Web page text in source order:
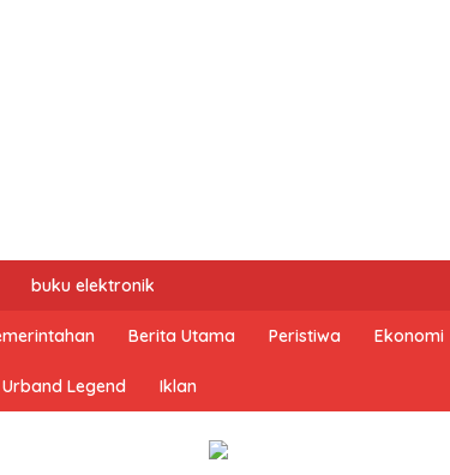
buku elektronik
Berita Utama Peristiwa Ekonomi
Urband Legend Iklan